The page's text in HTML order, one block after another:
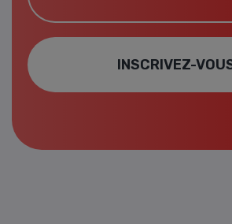
INSCRIVEZ-